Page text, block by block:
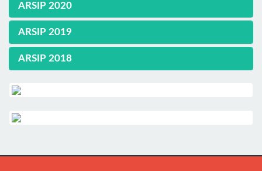
ARSIP 2020
ARSIP 2019
ARSIP 2018